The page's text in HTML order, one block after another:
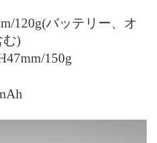
120g(バッテリー、オ
む)
150g